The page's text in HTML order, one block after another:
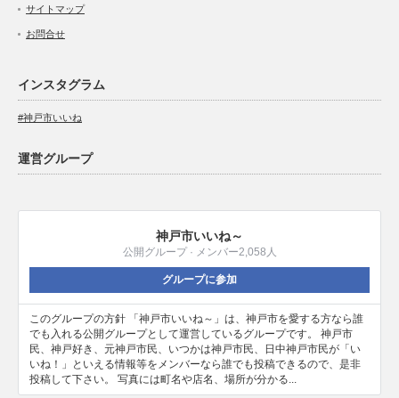
サイトマップ
お問合せ
インスタグラム
#神戸市いいね
運営グループ
神戸市いいね～
公開グループ · メンバー2,058人
グループに参加
このグループの方針 「神戸市いいね～」は、神戸市を愛する方なら誰
でも入れる公開グループとして運営しているグループです。 神戸市
民、神戸好き、元神戸市民、いつかは神戸市民、日中神戸市民が「い
いね！」といえる情報等をメンバーなら誰でも投稿できるので、是非
投稿して下さい。 写真には町名や店名、場所が分かる...